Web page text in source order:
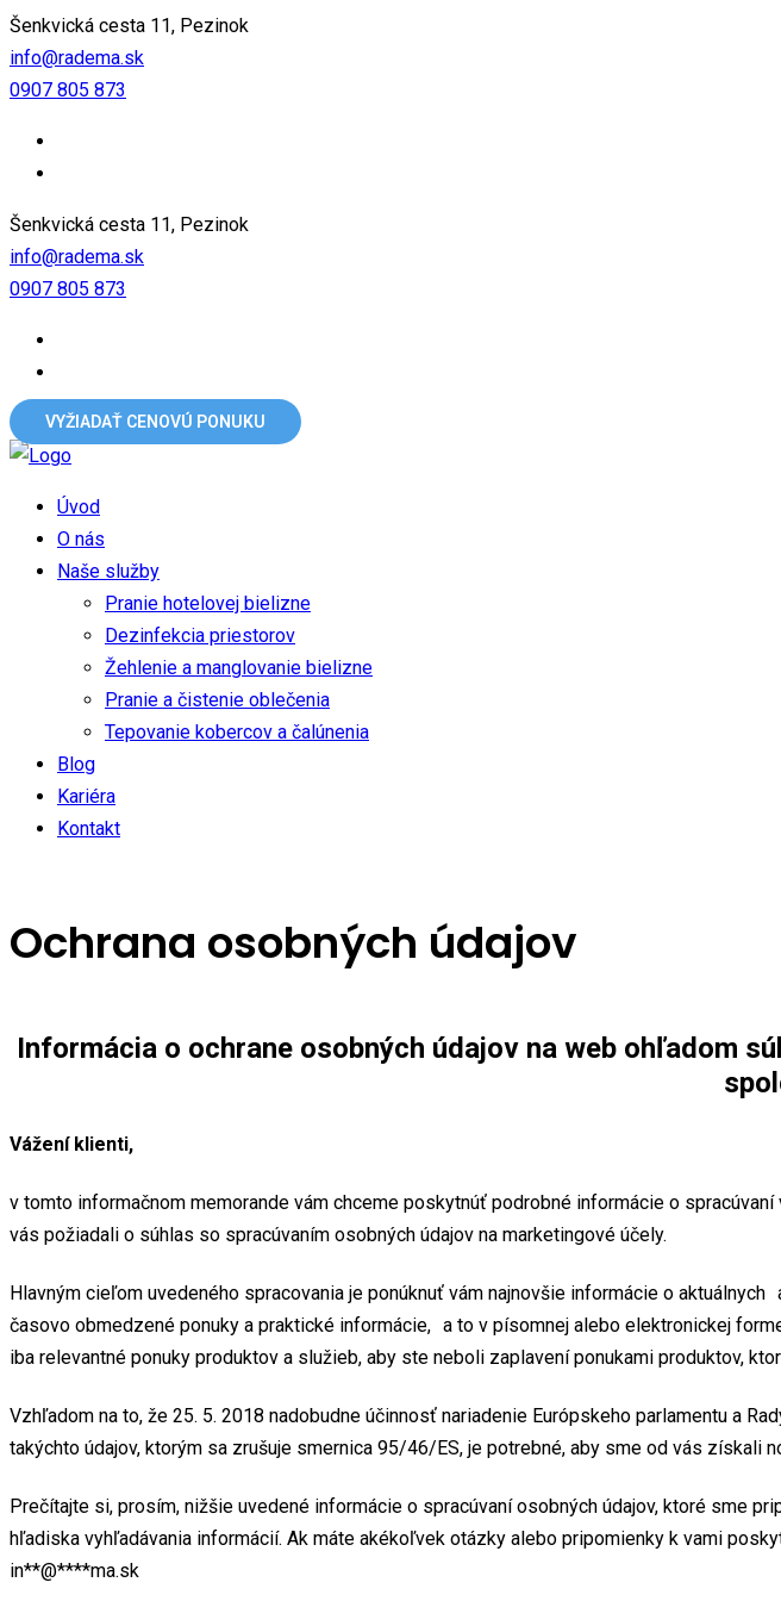
Šenkvická cesta 11, Pezinok
info@radema.sk
0907 805 873
Šenkvická cesta 11, Pezinok
info@radema.sk
0907 805 873
VYŽIADAŤ CENOVÚ PONUKU
Úvod
O nás
Naše služby
Pranie hotelovej bielizne
Dezinfekcia priestorov
Žehlenie a manglovanie bielizne
Pranie a čistenie oblečenia
Tepovanie kobercov a čalúnenia
Blog
Kariéra
Kontakt
Ochrana osobných údajov
Informácia o ochrane osobných údajov na web ohľadom
Vážení klienti,
v tomto informačnom memorande vám chceme poskytnúť podrobné informácie o
vás požiadali o súhlas so spracúvaním osobných údajov na marketingové účely.
Hlavným cieľom uvedeného spracovania je ponúknuť vám najnovšie informácie o
časovo obmedzené ponuky a praktické informácie, a to v písomnej alebo elektronickej
iba relevantné ponuky produktov a služieb, aby ste neboli zaplavení ponukami produktov,
Vzhľadom na to, že 25. 5. 2018 nadobudne účinnosť nariadenie Európskeho parlamentu a
takýchto údajov, ktorým sa zrušuje smernica 95/46/ES, je potrebné, aby sme od vás získali
Prečítajte si, prosím, nižšie uvedené informácie o spracúvaní osobných údajov, ktoré sme
hľadiska vyhľadávania informácií. Ak máte akékoľvek otázky alebo pripomienky k vami
in**@****ma.sk